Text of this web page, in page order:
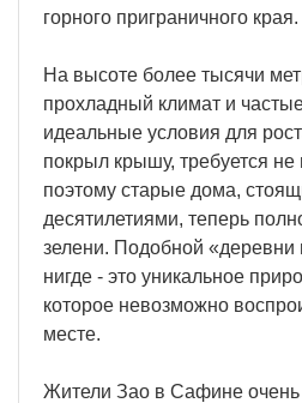
горного приграничного края.
На высоте более тысячи
прохладный климат и
идеальные условия для
покрыл крышу, требуется не
поэтому старые дома,
десятилетиями, теперь
зелени. Подобной «деревни
нигде - это уникальное
которое невозможно
месте.
Жители Зао в Сафине очень